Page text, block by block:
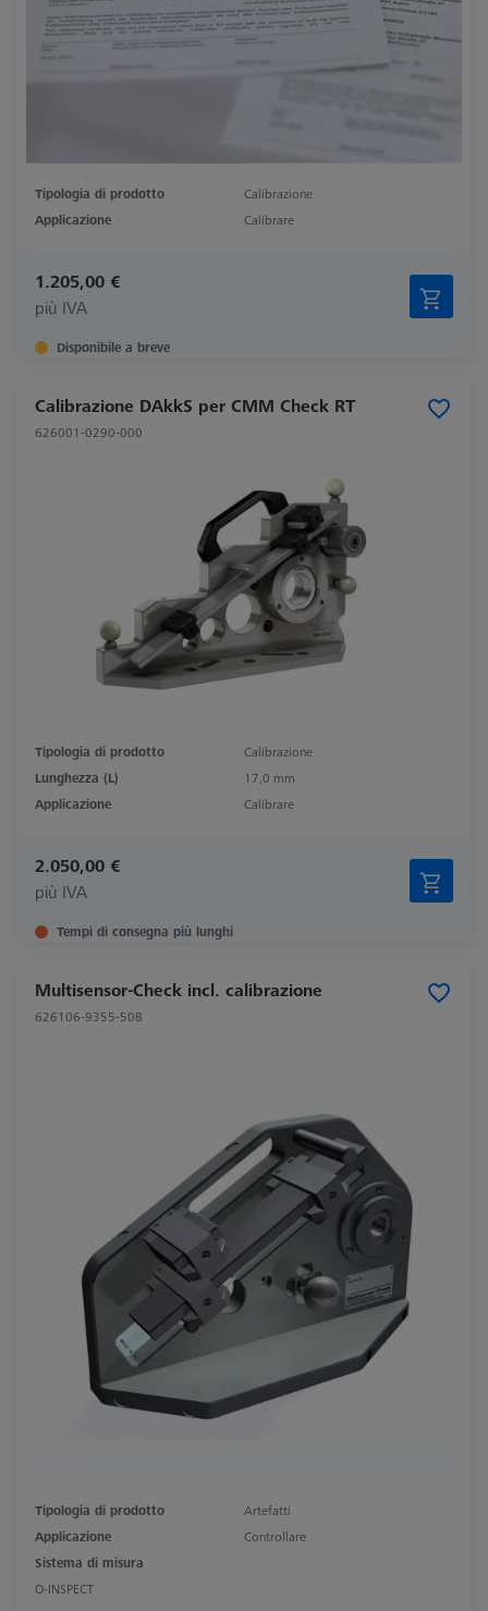
Tipologia di prodotto
Calibrazione
Applicazione
Calibrare
1.205,00 €
più IVA
Disponibile a breve
Calibrazione DAkkS per CMM Check RT
626001-0290-000
Tipologia di prodotto
Calibrazione
Lunghezza (L)
17,0 mm
Applicazione
Calibrare
2.050,00 €
più IVA
Tempi di consegna più lunghi
Multisensor-Check incl. calibrazione
626106-9355-508
Tipologia di prodotto
Artefatti
Applicazione
Controllare
Sistema di misura
O-INSPECT